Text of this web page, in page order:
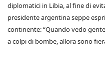
diplomatici in Libia, al fine di
presidente argentina seppe
continente: “Quando vedo
a colpi di bombe, allora sono